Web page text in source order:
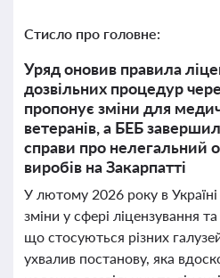
Стисло про головне:
Уряд оновив правила
дозвільних процедур
пропонує зміни для
ветеранів, а БЕБ
справи про нелегальний
виробів на Закарпатті
У лютому 2026 року в
зміни у сфері ліцензування
що стосуються різних
ухвалив постанову, яка